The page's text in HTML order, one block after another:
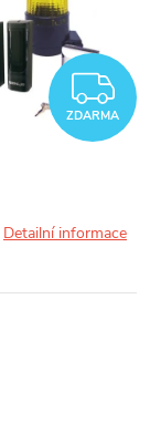
ZDARMA
Detailní informace